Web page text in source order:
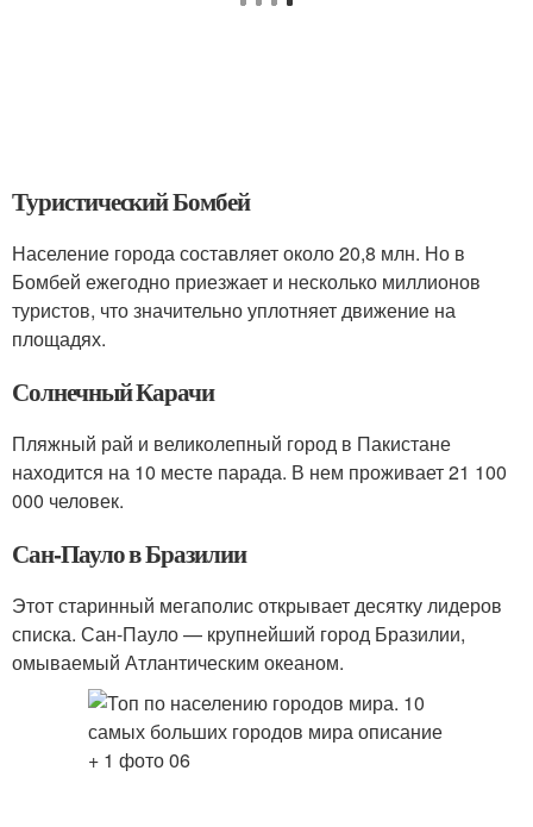
Туристический Бомбей
Население города составляет около 20,8 млн. Но в
Бомбей ежегодно приезжает и несколько миллионов
туристов, что значительно уплотняет движение на
площадях.
Солнечный Карачи
Пляжный рай и великолепный город в Пакистане
находится на 10 месте парада. В нем проживает 21 100
000 человек.
Сан-Пауло в Бразилии
Этот старинный мегаполис открывает десятку лидеров
списка. Сан-Пауло — крупнейший город Бразилии,
омываемый Атлантическим океаном.